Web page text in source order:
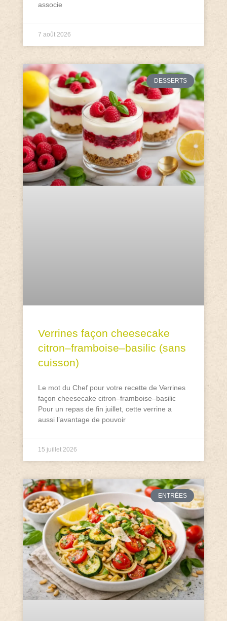
associe
7 août 2026
DESSERTS
Verrines façon cheesecake
citron–framboise–basilic (sans
cuisson)
Le mot du Chef pour votre recette de Verrines
façon cheesecake citron–framboise–basilic
Pour un repas de fin juillet, cette verrine a
aussi l’avantage de pouvoir
15 juillet 2026
ENTRÉES